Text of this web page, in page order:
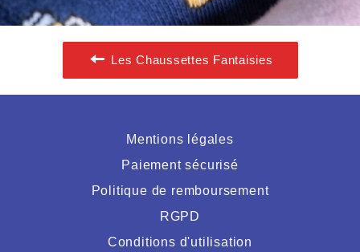
Les Chaussettes Fantaisies
Mentions légales
Paiement sécurisé
Politique de remboursement
RGPD
Conditions d'utilisation